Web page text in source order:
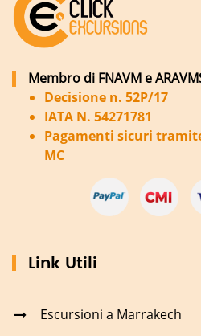
Membro di FNAVM e
Decisione n. 52P/17
IATA N. 54271781
Pagamenti sicuri tramite
MC
Link Utili
Escursioni a Marrakech